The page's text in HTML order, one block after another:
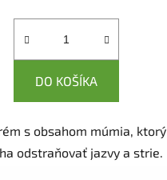
DO KOŠÍKA
s obsahom múmia, ktorý
odstraňovať jazvy a strie.